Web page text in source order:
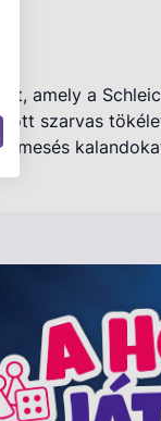
amely a
szarvas
mesés